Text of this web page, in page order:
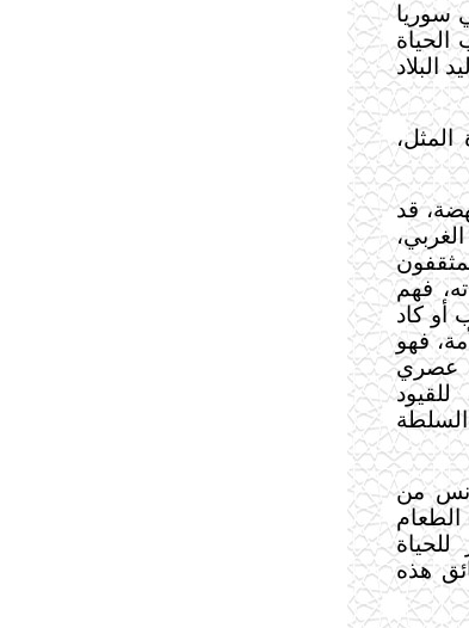
سوريا
الحياة
البلاد
قد
فهم
أو كاد
فهو
عصري
من
الطعام
هذه